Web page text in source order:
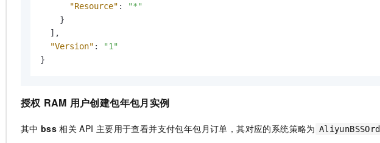
"Resource" :
"*"
}
] ,
"Version" :
"1"
}
授权 RAM 用户创建包年包月实例
其中 bss 相关 API 主要用于查看并支付包年包月订单，其对应的系统策略为